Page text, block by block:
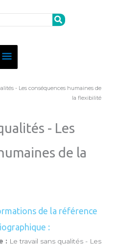
Menu
principal
- Les conséquences humaines de
la flexibilité
- Les
de la
de la référence
:
: Le travail sans qualités - Les